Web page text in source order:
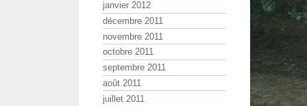
janvier 2012
décembre 2011
novembre 2011
octobre 2011
septembre 2011
août 2011
juillet 2011